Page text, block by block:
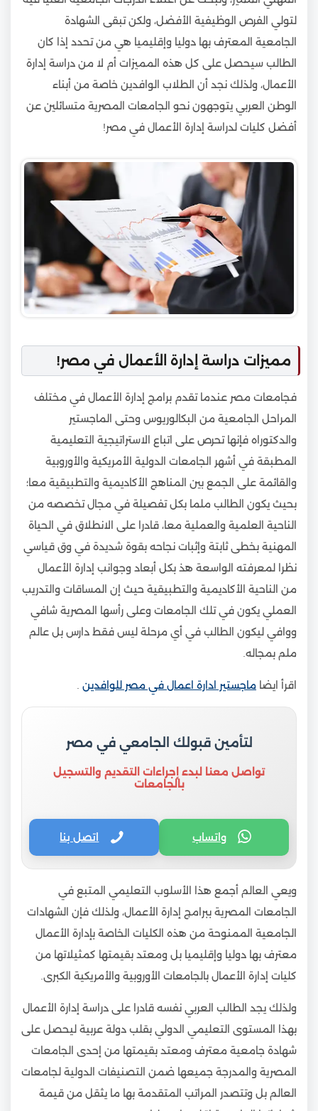
لتولي الفرص الوظيفية الأفضل، ولكن تبقى الشهادة
الجامعية المعترف بها دوليا وإقليميا هي من تحدد إذا كان
الطالب سيحصل على كل هذه المميزات أم لا من دراسة إدارة
الأعمال، ولذلك نجد أن الطلاب الوافدين خاصة من أبناء
الوطن العربي يتوجهون نحو الجامعات المصرية متسائلين عن
أفضل كليات لدراسة إدارة الأعمال في مصر!
مميزات دراسة إدارة الأعمال في مصر!
فجامعات مصر عندما تقدم برامج إدارة الأعمال في مختلف
المراحل الجامعية من البكالوريوس وحتى الماجستير
والدكتوراه فإنها تحرص على اتباع الاستراتيجية التعليمية
المطبقة في أشهر الجامعات الدولية الأمريكية والأوروبية
والقائمة على الجمع بين المناهج الأكاديمية والتطبيقية معا؛
بحيث يكون الطالب ملما بكل تفصيلة في مجال تخصصه من
الناحية العلمية والعملية معا، قادرا على الانطلاق في الحياة
المهنية بخطى ثابتة وإثبات نجاحه بقوة شديدة في وق قياسي
نظرا لمعرفته الواسعة هذ بكل أبعاد وجوانب إدارة الأعمال
من الناحية الأكاديمية والتطبيقية حيث إن المساقات والتدريب
العملي يكون في تلك الجامعات وعلى رأسها المصرية شافي
ووافي ليكون الطالب في أي مرحلة ليس فقط دارس بل عالم
ملم بمجاله.
اقرأ ايضا ماجستير ادارة اعمال في مصر للوافدين
لتأمين قبولك الجامعي في مصر
تواصل معنا لبدء إجراءات التقديم والتسجيل
بالجامعات
واتساب اتصل بنا
ويعي العالم أجمع هذا الأسلوب التعليمي المتبع في
الجامعات المصرية ببرامج إدارة الأعمال، ولذلك فإن الشهادات
الجامعية الممنوحة من هذه الكليات الخاصة بإدارة الأعمال
معترف بها دوليا وإقليميا بل ومعتد بقيمتها كمثيلاتها من
كليات إدارة الأعمال بالجامعات الأوروبية والأمريكية الكبرى.
ولذلك يجد الطالب العربي نفسه قادرا على دراسة إدارة الأعمال
بهذا المستوى التعليمي الدولي بقلب دولة عربية ليحصل على
شهادة جامعية معترف ومعتد بقيمتها من إحدى الجامعات
المصرية والمدرجة جميعها ضمن التصنيفات الدولية لجامعات
العالم بل وتتصدر المراتب المتقدمة بها ما يثقل من قيمة